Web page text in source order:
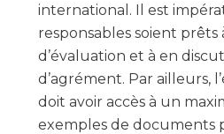
international. Il est
responsables soient prêts
d’évaluation et à en
d’agrément. Par ailleurs,
doit avoir accès à un
exemples de documents